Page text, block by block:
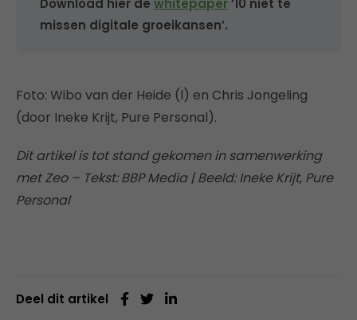
Download hier de whitepaper ’10 niet te
missen digitale groeikansen’.
Foto: Wibo van der Heide (l) en Chris Jongeling
(door Ineke Krijt, Pure Personal).
Dit artikel is tot stand gekomen in samenwerking
met Zeo – Tekst: BBP Media | Beeld: Ineke Krijt, Pure
Personal
Deel dit artikel